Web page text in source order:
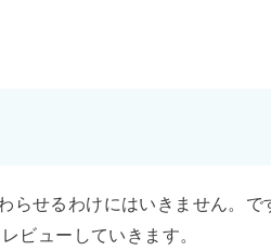
らせるわけにはいきません。で
ビューしていきます。